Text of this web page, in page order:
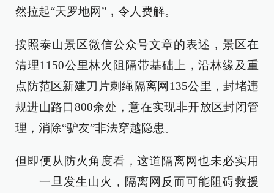
然拉起“天罗地网”，令人费解。
按照泰山景区微信公众号文章的表述，景区在
清理1150公里林火阻隔带基础上，沿林缘及重
点防范区新建刀片刺绳隔离网135公里，封堵违
规进山路口800余处，意在实现非开放区封闭管
理，消除“驴友”非法穿越隐患。
但即便从防火角度看，这道隔离网也未必实用
——一旦发生山火，隔离网反而可能阻碍救援